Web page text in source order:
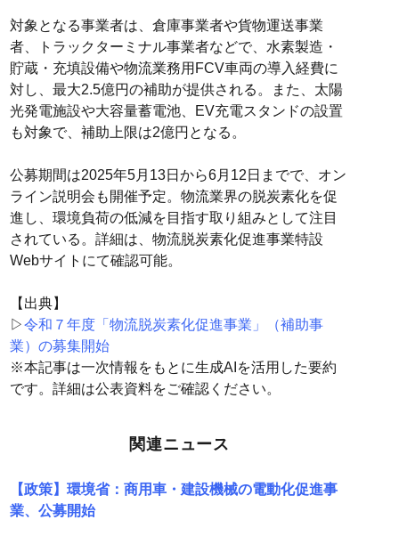
対象となる事業者は、倉庫事業者や貨物運送事業
者、トラックターミナル事業者などで、水素製造・
貯蔵・充填設備や物流業務用FCV車両の導入経費に
対し、最大2.5億円の補助が提供される。また、太陽
光発電施設や大容量蓄電池、EV充電スタンドの設置
も対象で、補助上限は2億円となる。
公募期間は2025年5月13日から6月12日までで、オン
ライン説明会も開催予定。物流業界の脱炭素化を促
進し、環境負荷の低減を目指す取り組みとして注目
されている。詳細は、物流脱炭素化促進事業特設
Webサイトにて確認可能。
【出典】
▷令和７年度「物流脱炭素化促進事業」（補助事
業）の募集開始
※本記事は一次情報をもとに生成AIを活用した要約
です。詳細は公表資料をご確認ください。
関連ニュース
【政策】環境省：商用車・建設機械の電動化促進事
業、公募開始